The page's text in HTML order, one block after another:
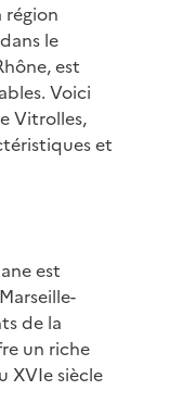
région
le
est
Voici
Vitrolles,
et
est
de la
un riche
XVIe siècle